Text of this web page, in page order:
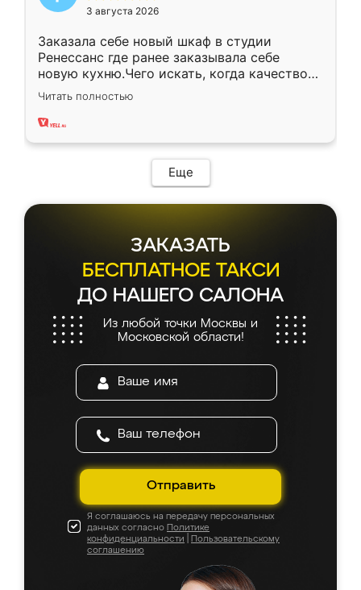
3 августа 2026
Заказала себе новый шкаф в студии
Ренессанс где ранее заказывала себе
новую кухню.Чего искать, когда качеством
вполне довольна. Служит кухня уже почти
два года, нареканий нет.
Читать полностью
Еще
ЗАКАЗАТЬ
БЕСПЛАТНОЕ ТАКСИ
ДО НАШЕГО САЛОНА
Из любой точки Москвы и
Московской области!
Отправить
Я соглашаюсь на передачу персональных
данных согласно Политике
конфиденциальности
Пользовательскому
соглашению